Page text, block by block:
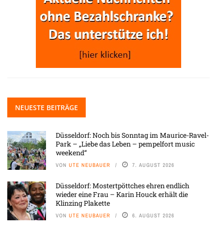
NEUESTE BEITRÄGE
Düsseldorf: Noch bis Sonntag im Maurice-Ravel-
Park – „Liebe das Leben – pempelfort music
weekend“
VON UTE NEUBAUER 7. AUGUST 2026
Düsseldorf: Mostertpöttches ehren endlich
wieder eine Frau – Karin Houck erhält die
Klinzing Plakette
VON UTE NEUBAUER 6. AUGUST 2026